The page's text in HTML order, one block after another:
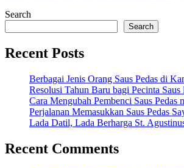
Search
Search
Recent Posts
Berbagai Jenis Orang Saus Pedas di
Resolusi Tahun Baru bagi Pecinta Saus
Cara Mengubah Pembenci Saus Pedas
Perjalanan Memasukkan Saus Pedas
Lada Datil, Lada Berharga St.
Recent Comments